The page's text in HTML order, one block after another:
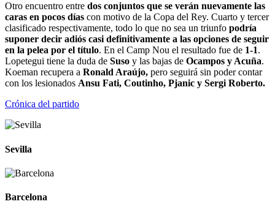
Otro encuentro entre dos conjuntos que se verán nuevamente las
caras en pocos días con motivo de la Copa del Rey. Cuarto y tercer
clasificado respectivamente, todo lo que no sea un triunfo podría
suponer decir adiós casi definitivamente a las opciones de seguir
en la pelea por el título. En el Camp Nou el resultado fue de 1-1.
Lopetegui tiene la duda de Suso y las bajas de Ocampos y Acuña.
Koeman recupera a Ronald Araújo, pero seguirá sin poder contar
con los lesionados Ansu Fati, Coutinho, Pjanic y Sergi Roberto.
Crónica del partido
Sevilla
Barcelona